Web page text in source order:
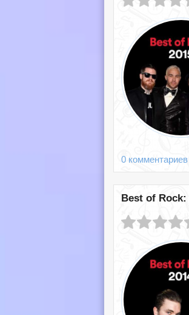
0 комментариев
Best of Rock: